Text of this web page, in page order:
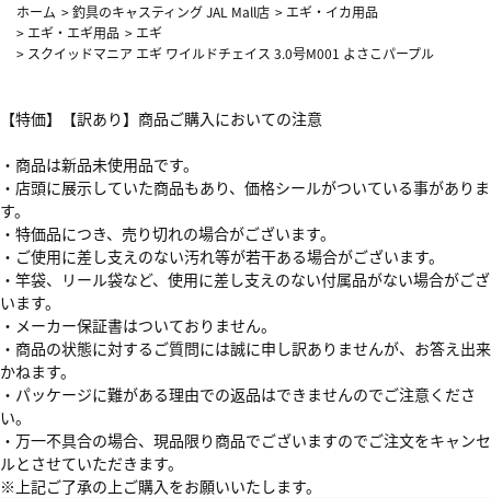
ホーム >釣具のキャスティング JAL Mall店 > エギ・イカ用品
> エギ・エギ用品 > エギ
> スクイッドマニア エギ ワイルドチェイス 3.0号M001 よさこパープル
【特価】【訳あり】商品ご購入においての注意
・商品は新品未使用品です。
・店頭に展示していた商品もあり、価格シールがついている事がありま
す。
・特価品につき、売り切れの場合がございます。
・ご使用に差し支えのない汚れ等が若干ある場合がございます。
・竿袋、リール袋など、使用に差し支えのない付属品がない場合がござ
います。
・メーカー保証書はついておりません。
・商品の状態に対するご質問には誠に申し訳ありませんが、お答え出来
かねます。
・パッケージに難がある理由での返品はできませんのでご注意くださ
い。
・万一不具合の場合、現品限り商品でございますのでご注文をキャンセ
ルとさせていただきます。
※上記ご了承の上ご購入をお願いいたします。